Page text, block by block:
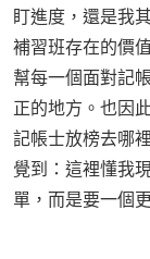
盯進度，還是我
補習班存在的價
幫每一個面對記
正的地方。也因
記帳士放榜去哪
覺到：這裡懂我
單，而是要一個